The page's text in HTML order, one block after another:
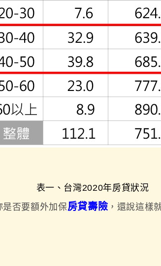
表一、台灣2020年房貸狀況
否要額外加保房貸壽險 ，還說這樣